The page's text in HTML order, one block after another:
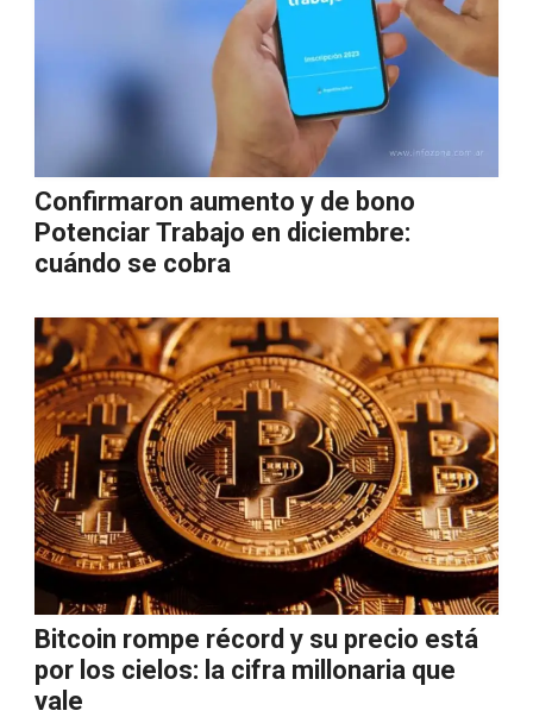
Confirmaron aumento y de bono
Potenciar Trabajo en diciembre:
cuándo se cobra
Bitcoin rompe récord y su precio está
por los cielos: la cifra millonaria que
vale